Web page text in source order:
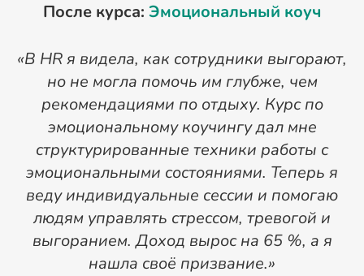
После курса: Эмоциональный коуч
«В HR я видела, как сотрудники выгорают,
но не могла помочь им глубже, чем
рекомендациями по отдыху. Курс по
эмоциональному коучингу дал мне
структурированные техники работы с
эмоциональными состояниями. Теперь я
веду индивидуальные сессии и помогаю
людям управлять стрессом, тревогой и
выгоранием. Доход вырос на 65 %, а я
нашла своё призвание.»